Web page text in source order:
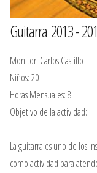
Guitarra 2013 -
Monitor: Carlos Castillo
Niños: 20
Horas Mensuales: 8
Objetivo de la actividad:
La guitarra es uno de los
como actividad para